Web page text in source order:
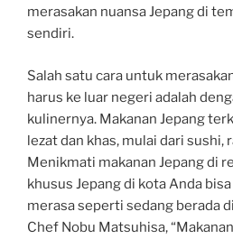
merasakan nuansa Jepang di
sendiri.
Salah satu cara untuk
harus ke luar negeri adalah
kulinernya. Makanan Jepang
lezat dan khas, mulai dari sushi,
Menikmati makanan Jepang di
khusus Jepang di kota Anda
merasa seperti sedang berada
Chef Nobu Matsuhisa,